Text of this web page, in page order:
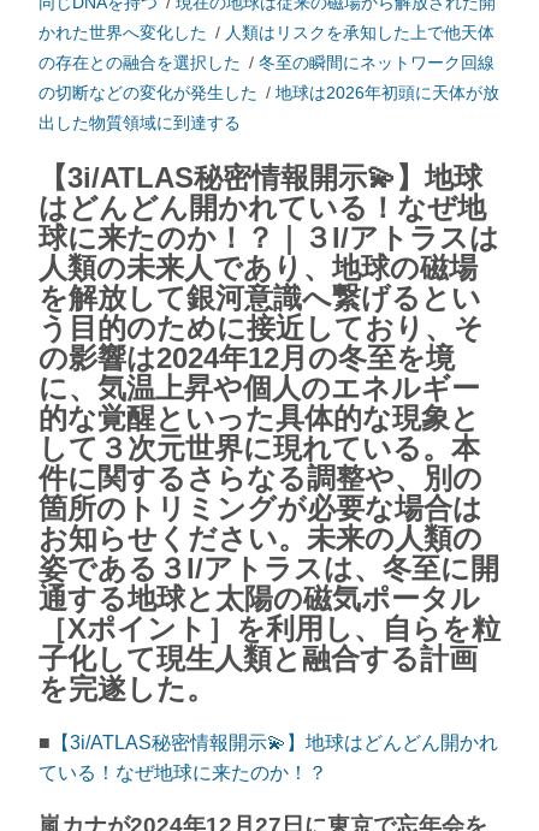
かれた世界へ変化した / 人類はリスクを承知した上で他天体
の存在との融合を選択した / 冬至の瞬間にネットワーク回線
の切断などの変化が発生した / 地球は2026年初頭に天体が放
出した物質領域に到達する
【3i/ATLAS秘密情報開示💫】地球
はどんどん開かれている！なぜ地
球に来たのか！？｜３I/アトラスは
人類の未来人であり、地球の磁場
を解放して銀河意識へ繋げるとい
う目的のために接近しており、そ
の影響は2024年12月の冬至を境
に、気温上昇や個人のエネルギー
的な覚醒といった具体的な現象と
して３次元世界に現れている。本
件に関するさらなる調整や、別の
箇所のトリミングが必要な場合は
お知らせください。未来の人類の
姿である３I/アトラスは、冬至に開
通する地球と太陽の磁気ポータル
［Xポイント］を利用し、自らを粒
子化して現生人類と融合する計画
を完遂した。
■ 【3i/ATLAS秘密情報開示💫】地球はどんどん開かれ
ている！なぜ地球に来たのか！？
嵐カナが2024年12月27日に東京で忘年会を